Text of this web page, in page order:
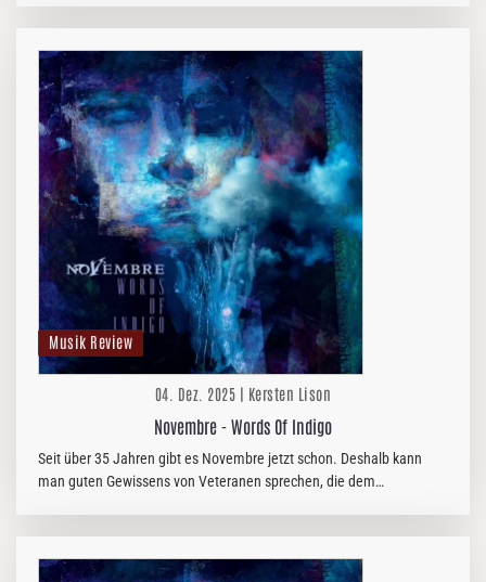
Musik Review
04. Dez. 2025 | Kersten Lison
Novembre - Words Of Indigo
Seit über 35 Jahren gibt es Novembre jetzt schon. Deshalb kann
man guten Gewissens von Veteranen sprechen, die dem